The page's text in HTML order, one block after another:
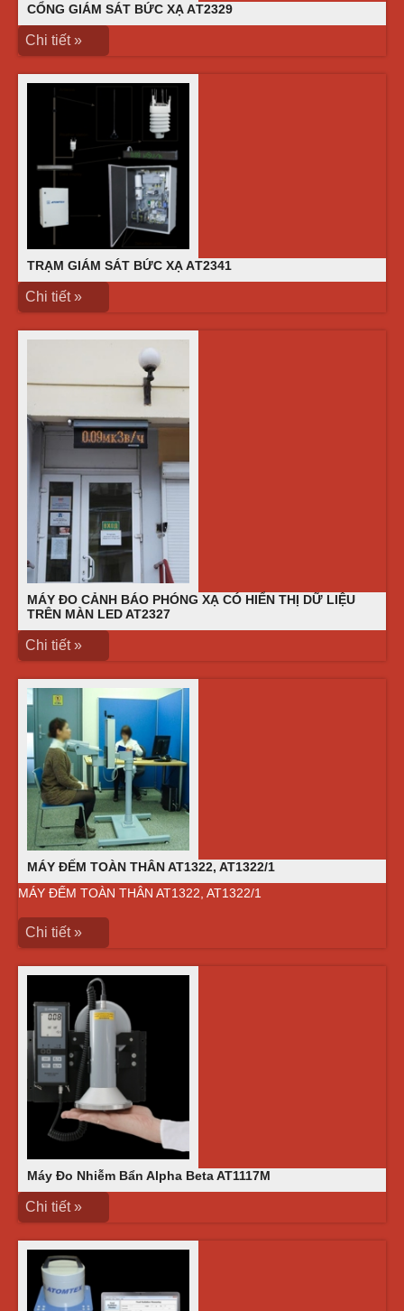
CỔNG GIÁM SÁT BỨC XẠ AТ2329
Chi tiết »
TRẠM GIÁM SÁT BỨC XẠ AТ2341
Chi tiết »
MÁY ĐO CẢNH BÁO PHÓNG XẠ CÓ HIỂN THỊ DỮ LIỆU
TRÊN MÀN LED AT2327
Chi tiết »
MÁY ĐẾM TOÀN THÂN AT1322, AT1322/1
MÁY ĐẾM TOÀN THÂN AT1322, AT1322/1
Chi tiết »
Máy Đo Nhiễm Bẩn Alpha Beta AT1117M
Chi tiết »